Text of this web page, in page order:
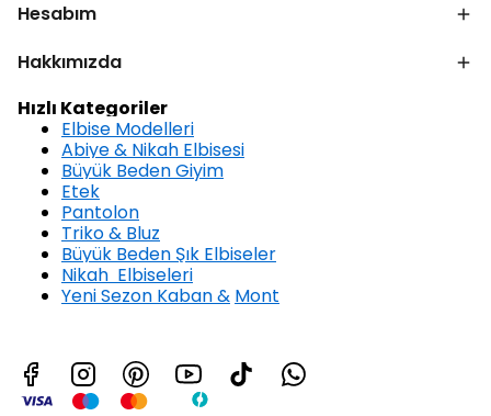
Hesabım
Hakkımızda
Hızlı Kategoriler
Elbise Modelleri
Abiye & Nikah Elbisesi
Büyük Beden Giyim
Etek
Pantolon
Triko & Bluz
Büyük Beden Şık Elbiseler
Nikah Elbiseleri
Yeni Sezon Kaban & Mont